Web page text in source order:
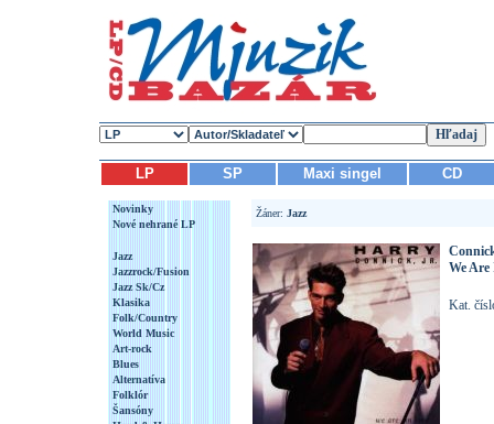
LP SP Maxi singel CD
Novinky
Nové nehrané LP
Jazz
Jazzrock/Fusion
Jazz Sk/Cz
Klasika
Folk/Country
World Music
Art-rock
Blues
Alternatíva
Folklór
Šansóny
Žáner: Jazz
We
Kat.